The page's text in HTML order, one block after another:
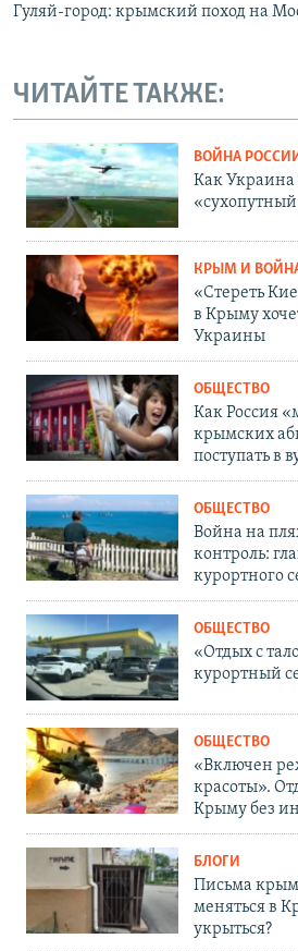
Гуляй-город: крымский поход на
ЧИТАЙТЕ ТАКЖЕ:
ВОЙНА
Как Украина
КРЫМ И
«Стереть
в Крыму
Украины
ОБЩЕСТВО
Как Россия
крымских
поступать в
ОБЩЕСТВО
Война на
контроль:
курортного
ОБЩЕСТВО
«Отдых с
курортный
ОБЩЕСТВО
«Включен
красоты».
Крыму без
БЛОГИ
Письма
меняться в
укрыться?